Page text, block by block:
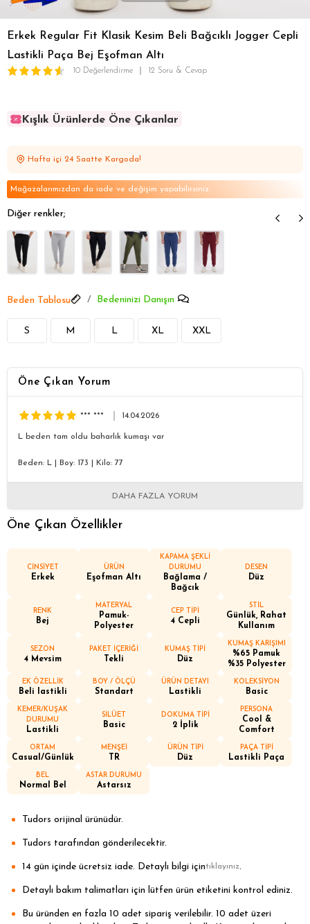
Erkek Regular Fit Klasik Kesim Beli Bağcıklı Jogger Cepli
Lastikli Paça Bej Eşofman Altı
10 Değerlendirme 12 Soru & Cevap
Kışlık Ürünlerde Öne Çıkanlar
Kışlık Ürünlerde Öne Çıkanlar
Hafta içi 24 Saatte Kargoda!
Mağazalarımızdan da iade ve değişim yapabilirsiniz
Diğer renkler;
Beden Tablosu Bedeninizi Danışın
S M L XL XXL
Öne Çıkan Yorum
*** *** 14.04.2026
L beden tam oldu baharlık kumaşı var
Beden: L Boy: 173 Kilo: 77
DAHA FAZLA YORUM
Öne Çıkan Özellikler
CİNSİYET
Erkek
ÜRÜN
Eşofman Altı
KAPAMA ŞEKLİ
DURUMU
Bağlama /
Bağcık
DESEN
Düz
RENK
Bej
MATERYAL
Pamuk-
Polyester
CEP TİPİ
4 Cepli
STİL
Günlük, Rahat
Kullanım
SEZON
4 Mevsim
PAKET İÇERİĞİ
Tekli
KUMAŞ TİPİ
Düz
KUMAŞ KARIŞIMI
%65 Pamuk
%35 Polyester
EK ÖZELLİK
Beli lastikli
BOY / ÖLÇÜ
Standart
ÜRÜN DETAYI
Lastikli
KOLEKSİYON
Basic
KEMER/KUŞAK
DURUMU
Lastikli
SİLÜET
Basic
DOKUMA TİPİ
2 İplik
PERSONA
Cool &
Comfort
ORTAM
Casual/Günlük
MENŞEİ
TR
ÜRÜN TİPİ
Düz
PAÇA TİPİ
Lastikli Paça
BEL
Normal Bel
ASTAR DURUMU
Astarsız
Tudors orijinal ürünüdür.
Tudors tarafından gönderilecektir.
14 gün içinde ücretsiz iade. Detaylı bilgi içintıklayınız.
Detaylı bakım talimatları için lütfen ürün etiketini kontrol ediniz.
Bu üründen en fazla 10 adet sipariş verilebilir. 10 adet üzeri